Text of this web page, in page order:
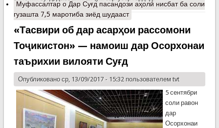
Муфассалтаро Дар Суғд пасандози аҳолӣ нисбат ба соли
гузашта 7,5 маротиба зиёд шудааст
«Тасвири об дар асарҳои рассомони
Тоҷикистон» — намоиш дар Осорхонаи
таърихии вилояти Суғд
Опубликовано ср, 13/09/2017 - 15:32 пользователем tvt
5 сентябри
соли равон
дар
Осорхонаи